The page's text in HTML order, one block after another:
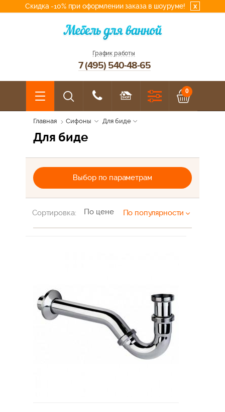
Скидка -10% при оформлении заказа в шоуруме! x
График работы
7 (495) 540-48-65
0
Главная Сифоны Для биде
Для биде
Выбор по параметрам
Сортировка: По цене По популярности